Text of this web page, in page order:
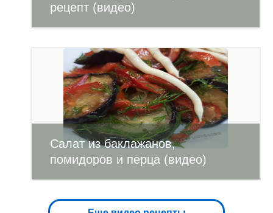
рецепт (видео)
Салат из баклажанов,
помидоров и перца (видео)